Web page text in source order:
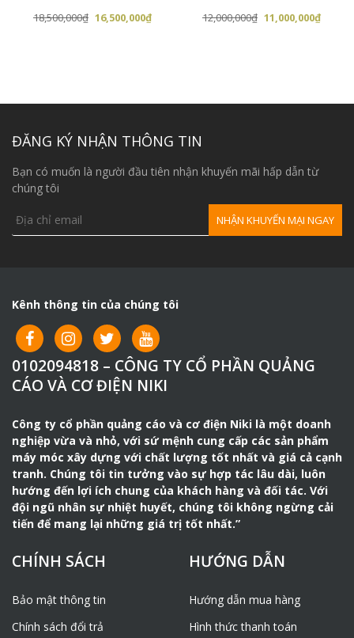
18,500,000₫ Giá
16,500,000₫Giá
12,000,000₫ Giá
11,000,000₫Giá
ĐĂNG KÝ NHẬN THÔNG TIN
Bạn có muốn là người đầu tiên nhận khuyến mãi hấp dẫn từ
chúng tôi
Kênh thông tin của chúng tôi
0102094818 – CÔNG TY CỔ PHẦN QUẢNG
CÁO VÀ CƠ ĐIỆN NIKI
Công ty cổ phần quảng cáo và cơ điện Niki là một doanh
nghiệp vừa và nhỏ, với sứ mệnh cung cấp các sản phẩm
máy móc xây dựng với chất lượng tốt nhất và giá cả cạnh
tranh. Chúng tôi tin tưởng vào sự hợp tác lâu dài, luôn
hướng đến lợi ích chung của khách hàng và đối tác. Với
đội ngũ nhân sự nhiệt huyết, chúng tôi không ngừng cải
tiến để mang lại những giá trị tốt nhất.”
CHÍNH SÁCH
Bảo mật thông tin
Chính sách đổi trả
HƯỚNG DẪN
Hướng dẫn mua hàng
Hình thức thanh toán